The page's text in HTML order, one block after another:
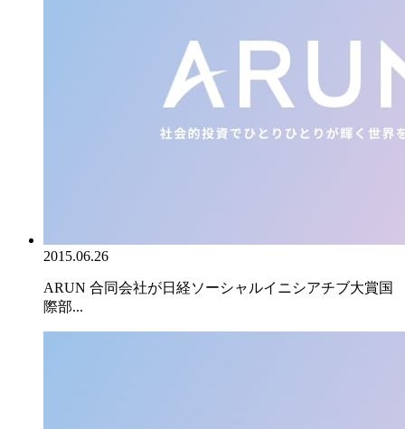
2015.06.26
ARUN 合同会社が日経ソーシャルイニシアチブ大賞国
際部...